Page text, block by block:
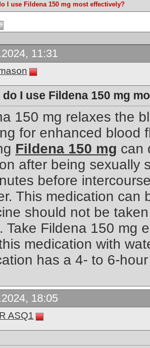
I use Fildena 150 mg most effectively?
11:31
do I use Fildena 150 mg
150 mg relaxes the
for enhanced blood
Fildena 150 mg can
after being sexually
before
This medication can
should not be
Take Fildena 150 mg
medication with
has a 4- to 6-
18:05
ASQ1